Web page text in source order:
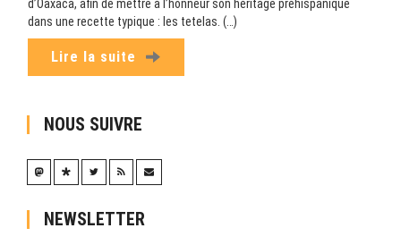
d’Oaxaca, afin de mettre à l’honneur son héritage préhispanique
dans une recette typique : les tetelas. (…)
Lire la suite
NOUS SUIVRE
NEWSLETTER